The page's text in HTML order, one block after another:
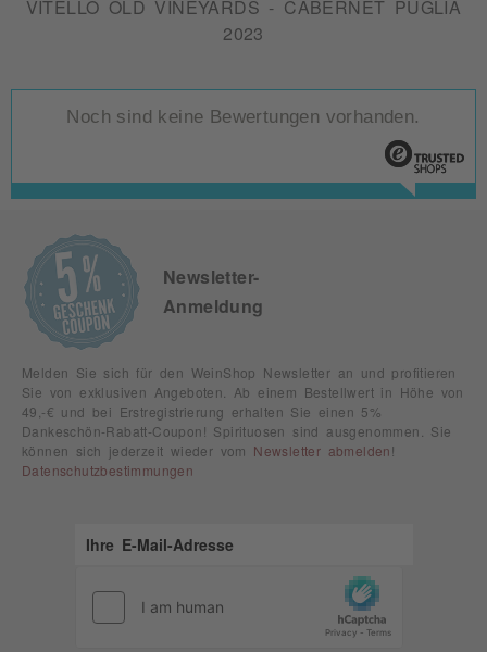
VITELLO OLD VINEYARDS - CABERNET PUGLIA
2023
Noch sind keine Bewertungen vorhanden.
Newsletter-
Anmeldung
Melden Sie sich für den WeinShop Newsletter an und profitieren
Sie von exklusiven Angeboten. Ab einem Bestellwert in Höhe von
49,-€ und bei Erstregistrierung erhalten Sie einen 5%
Dankeschön-Rabatt-Coupon! Spirituosen sind ausgenommen. Sie
können sich jederzeit wieder vom Newsletter abmelden !
Datenschutzbestimmungen